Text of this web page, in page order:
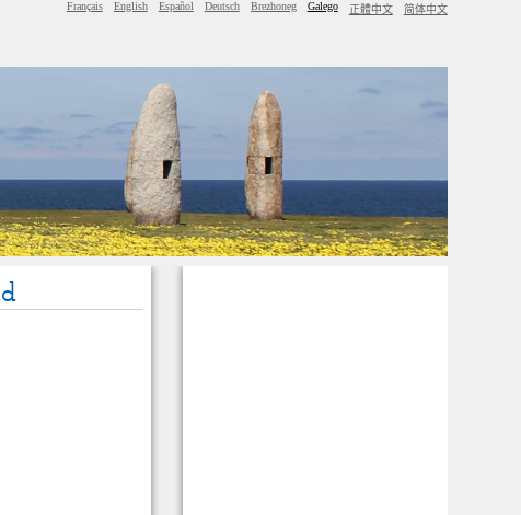
Français English Español Deutsch Brezhoneg Galego 正體中文 简体中文